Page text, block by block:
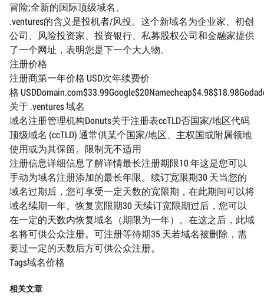
冒险;全新的国际顶级域名。
.ventures的含义是投机者/风投。这个新域名为企业家、初创
公司、风险投资家、投资银行、私募股权公司和金融家提供
了一个网址，表明您是下一个大人物。
注册价格
注册商第一年价格 USD次年续费价
格
关于 .ventures 域名
域名注册管理机构Donuts关于注册表ccTLD否国家/地区代码
顶级域名 (ccTLD) 通常供某个国家/地区、主权国或附属领地
使用或为其保留。限制无不适用
注册信息详细信息了解详情最长注册期限10 年这是您可以
手动为域名注册添加的最长年限。续订宽限期30 天当您的
域名过期后，您可享受一定天数的宽限期，在此期间可以将
域名续期一年。恢复宽限期30 天续订宽限期过后，您可以
在一定的天数内恢复域名（期限为一年）。在这之后，此域
名将可供公众注册。可注册等待期35 天若域名被删除，需
要过一定的天数后方可供公众注册。
Tags域名价格
相关文章